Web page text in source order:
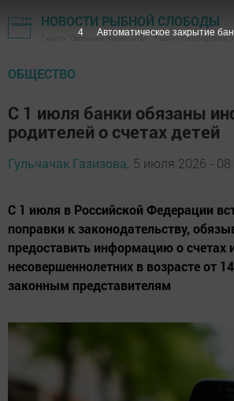
НОВОСТИ РЫБНОЙ СЛОБОДЫ
Газета "Сельские горизонты" - Рыбно-Слободский
ОБЩЕСТВО
С 1 июля банки обязаны
родителей о счетах детей
Гульчачак Газизова, 5 июля 2026 -
С 1 июля в Российской Федерации
поправки к законодательству,
предоставить информацию о счетах
несовершеннолетних в возрасте от
законным представителям
3 Автоматическое закрытие